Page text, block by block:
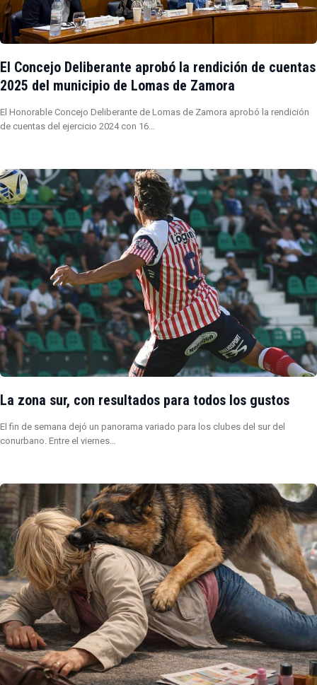
El Concejo Deliberante aprobó la rendición de cuentas
2025 del municipio de Lomas de Zamora
El Honorable Concejo Deliberante de Lomas de Zamora aprobó la rendición
de cuentas del ejercicio 2024 con 16…
La zona sur, con resultados para todos los gustos
El fin de semana dejó un panorama variado para los clubes del sur del
conurbano. Entre el viernes…